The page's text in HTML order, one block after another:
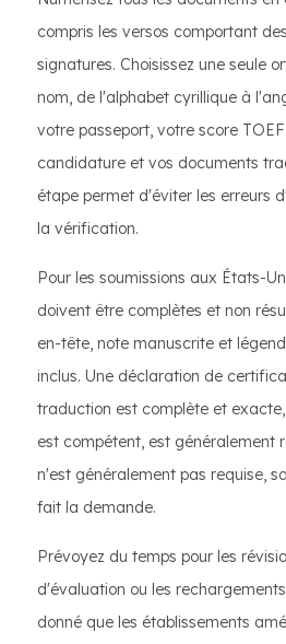
compris les versos comportant
signatures. Choisissez une seule
nom, de l'alphabet cyrillique à
votre passeport, votre score
candidature et vos documents
étape permet d'éviter les erreurs
la vérification.
Pour les soumissions aux États-
doivent être complètes et non
en-tête, note manuscrite et
inclus. Une déclaration de
traduction est complète et
est compétent, est généralement
n'est généralement pas requise,
fait la demande.
Prévoyez du temps pour les
d'évaluation ou les
donné que les établissements